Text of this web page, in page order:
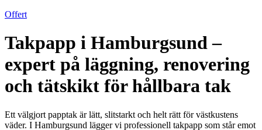
Offert
Takpapp i Hamburgsund –
expert på läggning, renovering
och tätskikt för hållbara tak
Ett välgjort papptak är lätt, slitstarkt och helt rätt för västkustens
väder. I Hamburgsund lägger vi professionell takpapp som står emot